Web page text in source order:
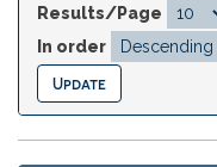
Results/Page
In order